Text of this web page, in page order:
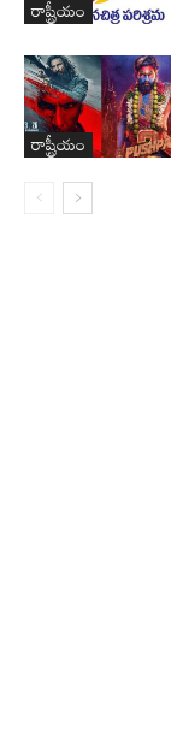
రాష్ట్రీయం
రాష్ట్రీయం